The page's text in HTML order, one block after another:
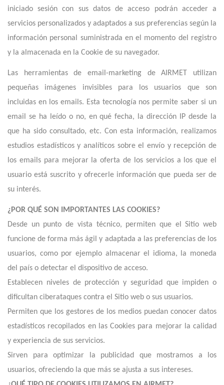
iniciado sesión con sus datos de acceso podrán acceder a
servicios personalizados y adaptados a sus preferencias según la
información personal suministrada en el momento del registro
y la almacenada en la Cookie de su navegador.
Las herramientas de email-marketing de AIRMET utilizan
pequeñas imágenes invisibles para los usuarios que son
incluidas en los emails. Esta tecnología nos permite saber si un
email se ha leído o no, en qué fecha, la dirección IP desde la
que ha sido consultado, etc. Con esta información, realizamos
estudios estadísticos y analíticos sobre el envío y recepción de
los emails para mejorar la oferta de los servicios a los que el
usuario está suscrito y ofrecerle información que pueda ser de
su interés.
¿POR QUÉ SON IMPORTANTES LAS COOKIES?
Desde un punto de vista técnico, permiten que el Sitio web
funcione de forma más ágil y adaptada a las preferencias de los
usuarios, como por ejemplo almacenar el idioma, la moneda
del país o detectar el dispositivo de acceso.
Establecen niveles de protección y seguridad que impiden o
dificultan ciberataques contra el Sitio web o sus usuarios.
Permiten que los gestores de los medios puedan conocer datos
estadísticos recopilados en las Cookies para mejorar la calidad
y experiencia de sus servicios.
Sirven para optimizar la publicidad que mostramos a los
usuarios, ofreciendo la que más se ajusta a sus intereses.